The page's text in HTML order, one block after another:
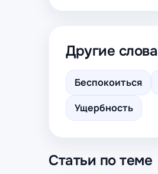
Другие слова
Беспокоиться
Ущербность
Статьи по теме